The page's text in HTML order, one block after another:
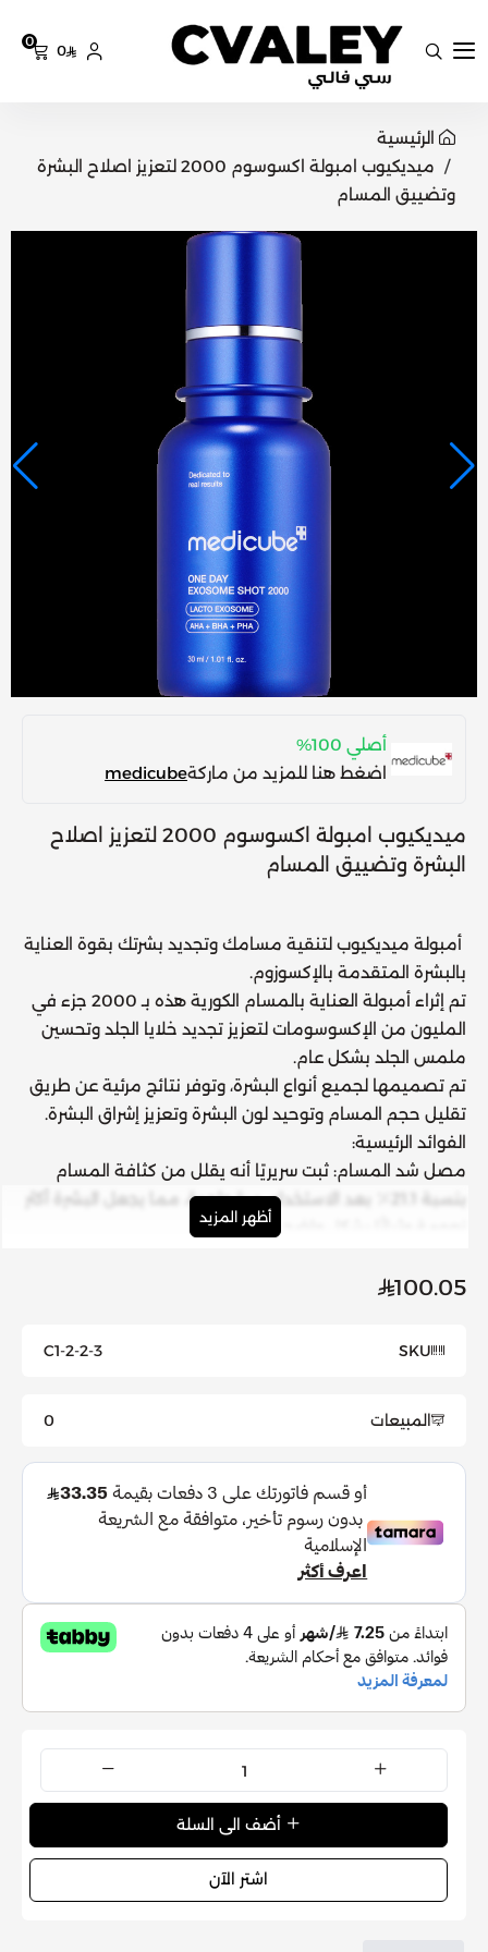
سي فالي
0
0
الرئيسية
ميديكيوب امبولة اكسوسوم 2000 لتعزيز اصلاح البشرة
وتضييق المسام
أصلي 100%
اضغط هنا للمزيد من ماركةmedicube
ميديكيوب امبولة اكسوسوم 2000 لتعزيز اصلاح
البشرة وتضييق المسام
أمبولة ميديكيوب لتنقية مسامك وتجديد بشرتك بقوة العناية
بالبشرة المتقدمة بالإكسوزوم.
تم إثراء أمبولة العناية بالمسام الكورية هذه بـ 2000 جزء في
المليون من الإكسوسومات لتعزيز تجديد خلايا الجلد وتحسين
ملمس الجلد بشكل عام.
تم تصميمها لجميع أنواع البشرة، وتوفر نتائج مرئية عن طريق
تقليل حجم المسام وتوحيد لون البشرة وتعزيز إشراق البشرة.
الفوائد الرئيسية:
مصل شد المسام: ثبت سريريًا أنه يقلل من كثافة المسام
بنسبة 21.1٪ بعد الاستخدام مرة واحدة، مما يجعل البشرة أكثر
نعومة وثباتًا بشكل واضح.
مستهدفًا عميقًا داخل الطبقة الجلدية، مما يعزز التجديد
تركيبة خفيفة الوزن وغير لزجة: تمتص بسرعة، ولا تترك أي بقايا
الخطوط الدقيقة للحصول على توهج شبابي.
كوميدوغينيك تضمن ملاءمة للبشرة المعرضة لحب الشباب
والبشرة الحساسة.
المكونات الرئيسية وفوائدها:
الإكسوسومات (2000 جزء في المليون): تعمل كرسل لإصلاح
البشرة، وتعزيز تحسين ملمسها ومرونتها.
النياسيناميد: يضيء البشرة ويقلل من المسام المرئية مع
موازنة إنتاج الزيت.
مستخلص زهرة الربيع المسائية: يهدئ التهيج ويوفر الترطيب،
ويوفر خصائص مضادة للالتهابات للبشرة المجهدة.
ويعزز النعومة.
مستخلص جذر بويراريا لوباتا: مضاد للأكسدة قوي يحمي
البشرة من العوامل البيئية الضارة.
ما يجعل هذا المنتج فريدًا: تتميز أمبولة ميديكيوب بتقنية
الإكسوسوم المتطورة، حيث توصل المكونات النشطة مباشرة
إلى الطبقة الجلدية مع امتصاص معزز بنسبة 242%.
أظهر المزيد
100.05
SKU
C1-2-2-3
المبيعات 0
اشتر الآن